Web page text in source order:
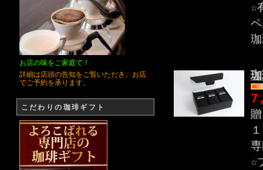
お店の味をご家庭で！
詳細は店頭の告知をご覧いただき、お店
でご予約を承ります。
こだわりの珈琲ギフト
☆
☆